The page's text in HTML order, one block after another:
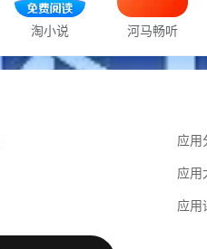
淘小说 河马畅听
应用
应用
应用